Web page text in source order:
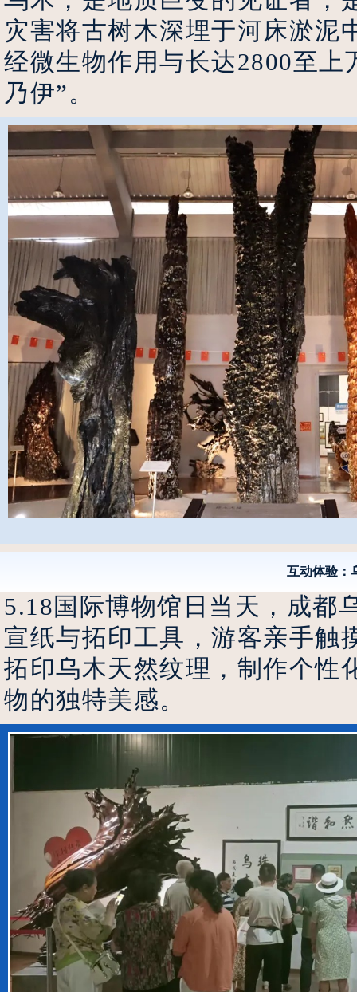
灾害将古树木深埋于河床淤泥
经微生物作用与长达2800至
乃伊”。
互动体验：
5.18国际博物馆日当天，成都
宣纸与拓印工具，游客亲手触
拓印乌木天然纹理，制作个性
物的独特美感。